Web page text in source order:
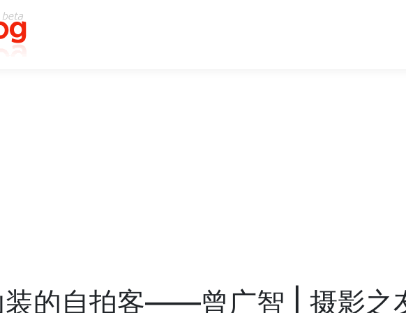
装的自拍客——曾广智 | 摄影之